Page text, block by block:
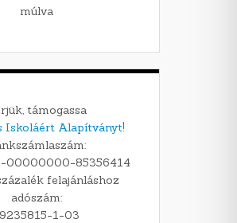
múlva
támogassa
Iskoláért Alapítványt!
00000000-85356414
felajánláshoz
adószám:
1-03